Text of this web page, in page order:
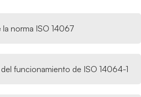
norma ISO 14067
funcionamiento de ISO 14064-1